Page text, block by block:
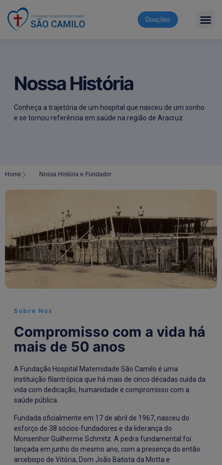
Doações
Nossa História
Conheça a trajetória de um hospital que nasceu de um sonho
e se tornou referência em saúde na região de Aracruz
Home Nossa História e Fundador
Sobre Nós
Compromisso com a vida há
mais de 50 anos
A Fundação Hospital Maternidade São Camilo é uma
instituição filantrópica que há mais de cinco décadas cuida da
vida com dedicação, humanidade e compromisso com a
saúde pública.
Fundada oficialmente em 17 de abril de 1967, nasceu do
esforço de 38 sócios-fundadores e da liderança do
Monsenhor Guilherme Schmitz. A pedra fundamental foi
lançada em junho do mesmo ano, com a presença do então
arcebispo de Vitória, Dom João Batista da Motta e